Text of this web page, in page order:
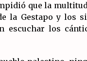
que la
la Gestapo y los
escuchar los